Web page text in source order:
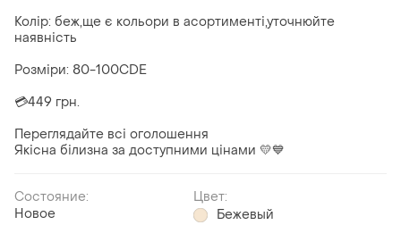
Колір: беж,ще є кольори в асортименті,уточнюйте
наявність
Розміри: 80-100CDE
💳449 грн.
Переглядайте всі оголошення
Якісна білизна за доступними цінами 💛💙
Состояние:
Новое
Цвет:
Бежевый